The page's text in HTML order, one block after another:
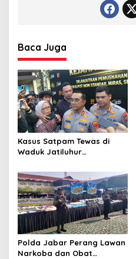
Baca Juga
Kasus Satpam Tewas di
Waduk Jatiluhur
Pelaku Lebih dari 1 Orang
Polda Jabar Perang Lawan
Narkoba dan Obat